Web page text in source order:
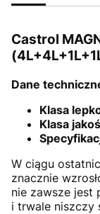
Castrol
Dane
Klasa
Klasa
W ciągu
znacznie
nie zawsze jest
i trwale niszczy